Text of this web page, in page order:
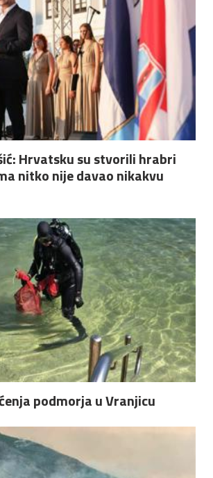
Hrvatsku su stvorili hrabri
nitko nije davao nikakvu
podmorja u Vranjicu